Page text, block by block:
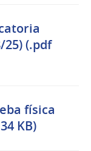
(.pdf
física
KB)